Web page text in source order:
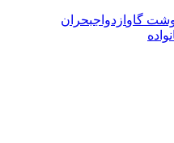
گاو ازدواجبحران